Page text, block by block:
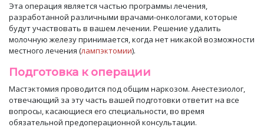
Эта операция является частью программы лечения,
разработанной различными врачами-онкологами, которые
будут участвовать в вашем лечении. Решение удалить
молочную железу принимается, когда нетникакой возможности
местного лечения (лампэктомии).
Подготовка к операции
Мастэктомия проводится под общим наркозом. Анестезиолог,
отвечающий за эту часть вашей подготовки ответит на все
вопросы, касающиеся его специальности, во время
обязательной предоперационной консультации.